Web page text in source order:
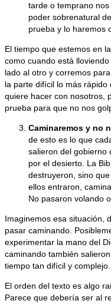
tarde o temprano
poder sobrenatural
prueba y lo haremos
El tiempo que estemos en
como cuando está
lado al otro y corremos
la parte difícil lo más
quiere hacer con nosotros,
prueba para que no nos
Caminaremos y no
de esto es lo que
salieron del gobierno
por el desierto. La
destruyeron, sino
ellos entraron,
No pasaron volando
Imaginemos esa situación,
pasar caminando.
experimentar la mano del
caminando también
tiempo tan difícil y complejo.
El orden del texto es algo
Parece que debería ser al